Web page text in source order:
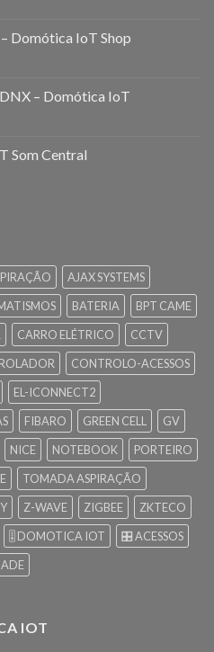
Domótica IoT Shop
– Domótica IoT
Som Central
AJAX SYSTEMS
BATERIA
BPT CAME
CARRO ELÉTRICO
CCTV
CONTROLO-ACESSOS
EL-ICONNECT2
FIBARO GREEN CELL
GV
NICE NOTEBOOK
PORTEIRO
TOMADA ASPIRAÇÃO
Z-WAVE ZIGBEE
ZKTECO
🎚️ DOMOTICA IOT
🎛️ ACESSOS
IOT